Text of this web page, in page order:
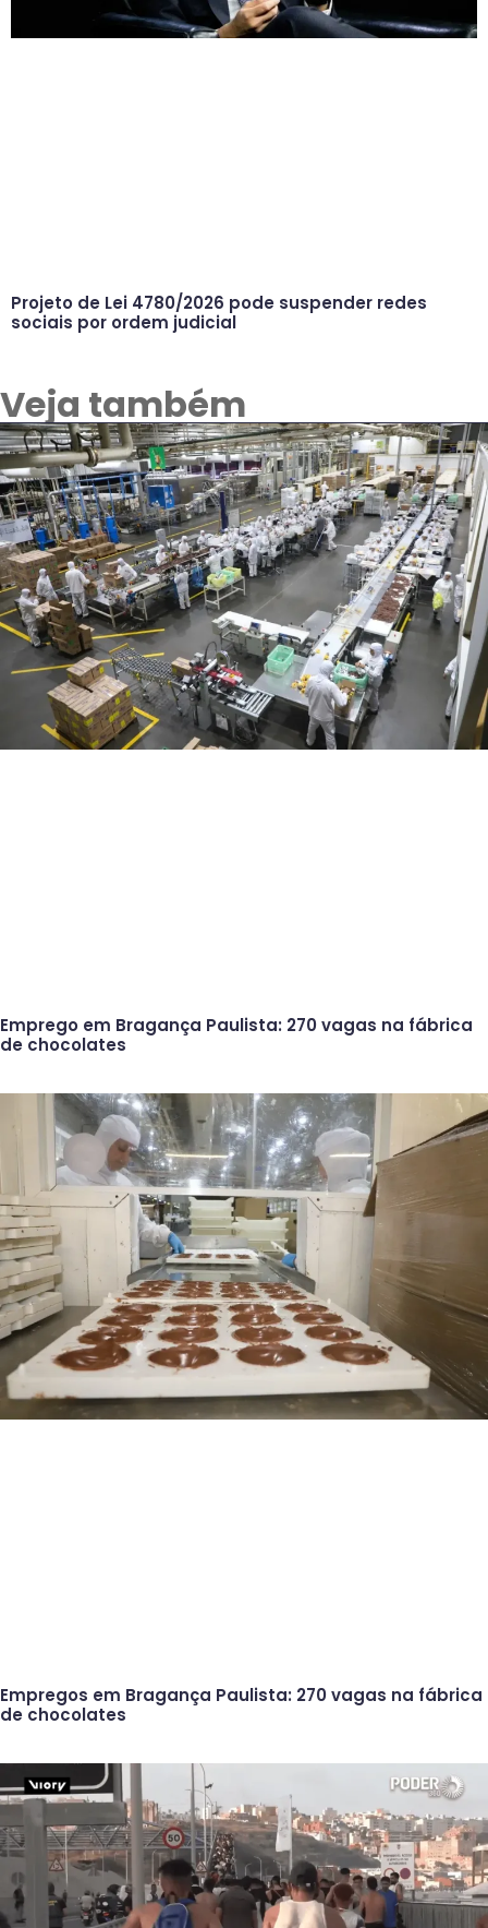
Projeto de Lei 4780/2026 pode suspender redes
sociais por ordem judicial
Veja também
Emprego em Bragança Paulista: 270 vagas na fábrica
de chocolates
Empregos em Bragança Paulista: 270 vagas na fábrica
de chocolates